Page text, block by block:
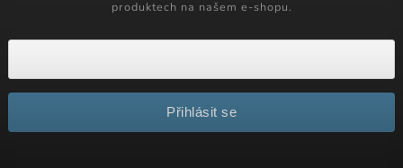
produktech na našem e-shopu.
Přihlásit se